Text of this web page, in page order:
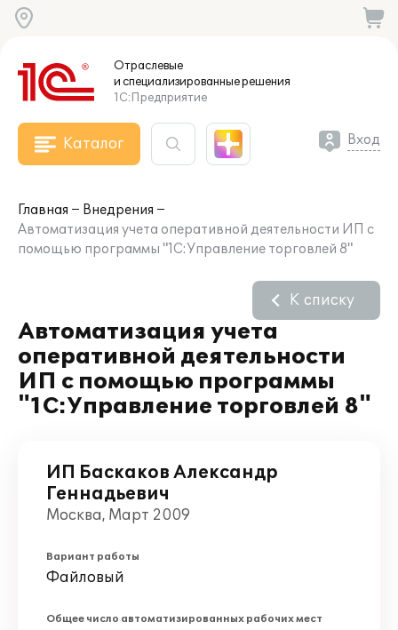
Отраслевые
и специализированныерешения
1С:Предприятие
Каталог Вход
Главная
Внедрения
Автоматизация учета оперативной деятельности ИП с
помощью программы "1С:Управление торговлей 8"
Автоматизация учета
оперативной деятельности
ИП с помощью программы
"1С:Управление торговлей 8"
К списку
ИП Баскаков Александр
Геннадьевич
Москва, Март 2009
Вариант работы
Файловый
Общее число автоматизированных рабочих мест